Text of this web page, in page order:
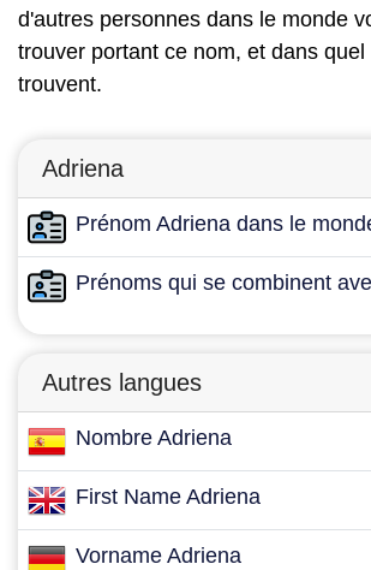
d'autres personnes dans le monde
trouver portant ce nom, et dans
trouvent.
Adriena
Prénom Adriena dans le
Prénoms qui se combinent
Autres langues
Nombre Adriena
First Name Adriena
Vorname Adriena